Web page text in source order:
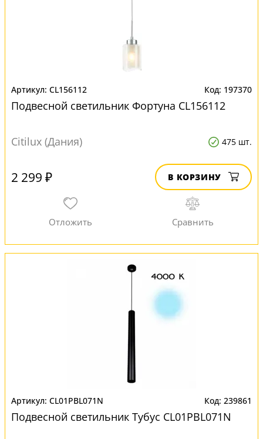
CL156112 197370
Подвесной светильник Фортуна CL156112
Citilux (Дания) 475 шт.
2 299 ₽ В КОРЗИНУ
CL01PBL071N 239861
Подвесной светильник Тубус CL01PBL071N